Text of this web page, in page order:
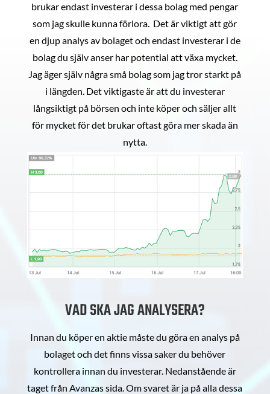
brukar endast investerar i dessa bolag med pengar
som jag skulle kunna förlora. Det är viktigt att gör
en djup analys av bolaget och endast investerar i de
bolag du själv anser har potential att växa mycket.
Jag äger själv några små bolag som jag tror starkt på
i längden. Det viktigaste är att du investerar
långsiktigt på börsen och inte köper och säljer allt
för mycket för det brukar oftast göra mer skada än
nytta.
VAD SKA JAG ANALYSERA?
Innan du köper en aktie måste du göra en analys på
bolaget och det finns vissa saker du behöver
kontrollera innan du investerar. Nedanstående är
taget från Avanzas sida. Om svaret är ja på alla dessa